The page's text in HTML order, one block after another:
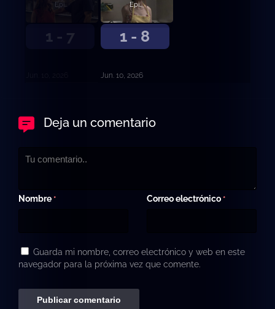
1 - 7
Episodio 7
1 - 8
Episodio 8
Jun. 10, 2026
Deja un comentario
Nombre * Correo electrónico *
Guarda mi nombre, correo electrónico y web en este
navegador para la próxima vez que comente.